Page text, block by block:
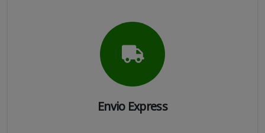
Envio Express